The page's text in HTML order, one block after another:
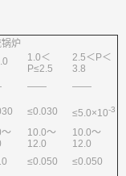
锅炉
1.0＜
P≤2.5
2.5＜P＜
3.8
——
——
≤0.030 ≤5.0×10-3
～
10.0～
12.0
10.0～
12.0
≤0.050
≤0.050